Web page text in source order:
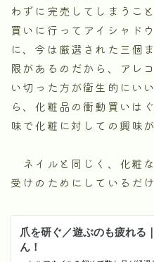
わずに完売してしまうこ
買いに行ってアイシャド
に、今は厳選された三個
限があるのだから、アレ
い切った方が衛生的にい
ら、化粧品の衝動買いは
味で化粧に対しての興味
ネイルと同じく、化粧
受けのためにしているだ